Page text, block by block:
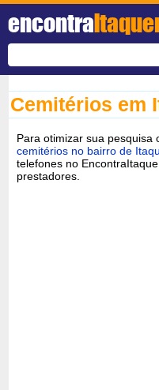
encontra
Cemitérios em
Para otimizar sua pesquisa
cemitérios no bairro de
telefones no
prestadores.